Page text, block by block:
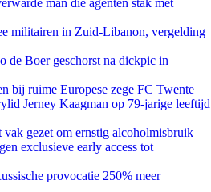
man die agenten stak met
militairen in Zuid-Libanon, vergelding
de Boer geschorst na dickpic in
bij ruime Europese zege FC Twente
Jerney Kaagman op 79-jarige leeftijd
vak gezet om ernstig alcoholmisbruik
exclusieve early access tot
provocatie 250% meer